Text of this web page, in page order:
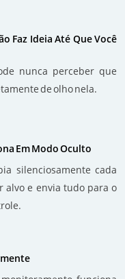
Faz Ideia Até Que Você
nunca perceber que
de olho nela.
Em Modo Oculto
silenciosamente cada
alvo e envia tudo para o